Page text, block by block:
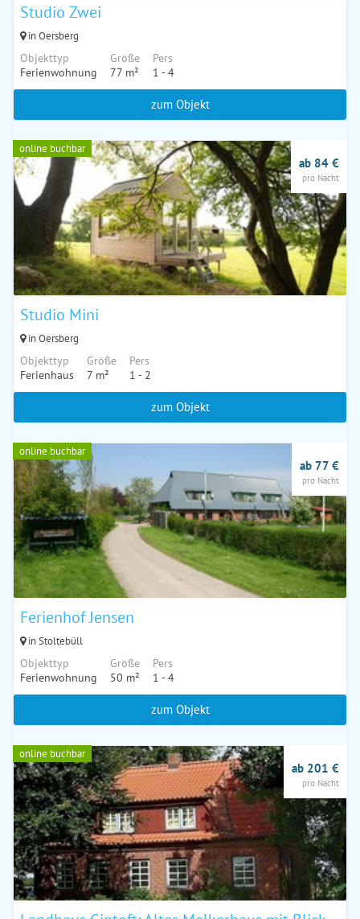
Studio Zwei
in Oersberg
Objekttyp
Ferienwohnung
Größe
77 m²
Pers
1 - 4
zum Objekt
online buchbar
Studio Mini
in Oersberg
Objekttyp
Ferienhaus
Größe
7 m²
Pers
1 - 2
ab 84 €
pro Nacht
zum Objekt
online buchbar
Ferienhof Jensen
in Stoltebüll
Objekttyp
Ferienwohnung
Größe
50 m²
Pers
1 - 4
ab 77 €
pro Nacht
zum Objekt
online buchbar
ab 201 €
pro Nacht